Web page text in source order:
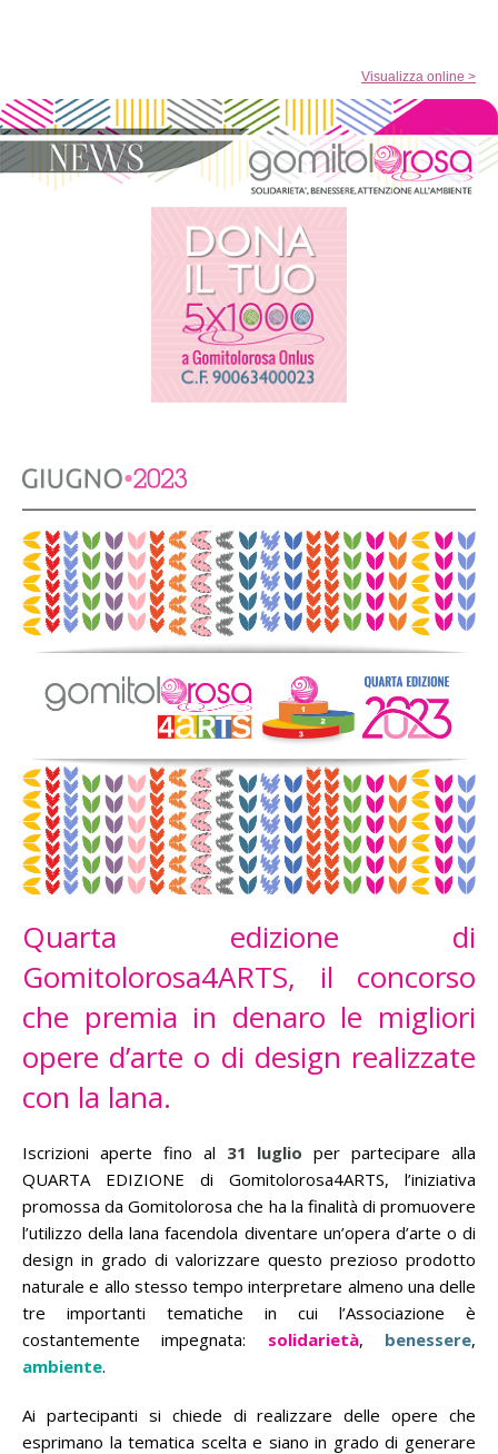
Visualizza online >
Quarta edizione di
Gomitolorosa4ARTS, il concorso
che premia in denaro le migliori
opere d’arte o di design realizzate
con la lana.
Iscrizioni aperte fino al 31 luglio per partecipare alla
QUARTA EDIZIONE di Gomitolorosa4ARTS, l’iniziativa
promossa da Gomitolorosa che ha la finalità di promuovere
l’utilizzo della lana facendola diventare un’opera d’arte o di
design in grado di valorizzare questo prezioso prodotto
naturale e allo stesso tempo interpretare almeno una delle
tre importanti tematiche in cui l’Associazione è
costantemente impegnata: solidarietà, benessere,
ambiente.
Ai partecipanti si chiede di realizzare delle opere che
esprimano la tematica scelta e siano in grado di generare